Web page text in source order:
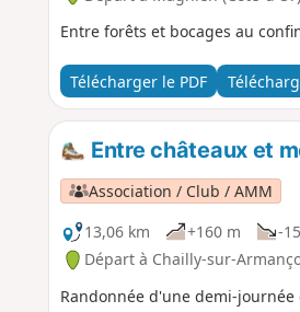
Entre forêts et bocages au
Télécharger le PDF
Entre châteaux et
Association / Club / AMM
13,06 km
+160 m -
Départ à Chailly-sur-
Randonnée d'une demi-